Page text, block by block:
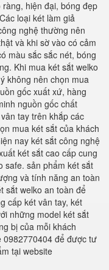
hiện đại, bóng đẹp
loại két làm giả
nghệ thường nên
và khi sờ vào có cảm
màu sắc sắc nét, bóng
Khi mua két sắt welko
không nên chọn mua
gốc xuất xứ, hàng
nguồn gốc chất
tay trên khắp các
mua két sắt của khách
nay két sắt công nghệ
két sắt cao cấp cung
safe. sản phẩm két sắt
và tính năng an toàn
sắt welko an toàn để
cấp két vân tay, két
những model két sắt
bị của mỗi khách
0982770404 để được tư
tại website